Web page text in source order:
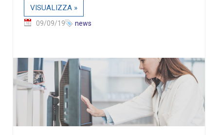
VISUALIZZA »
09/09/19 news